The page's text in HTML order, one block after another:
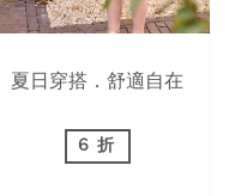
夏日穿搭．舒適自在
6 折